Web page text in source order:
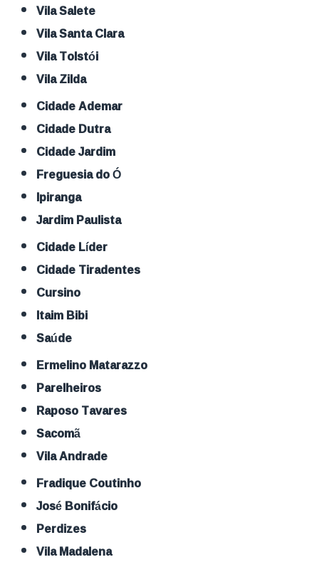
Vila Salete
Vila Santa Clara
Vila Tolstói
Vila Zilda
Cidade Ademar
Cidade Dutra
Cidade Jardim
Freguesia do Ó
Ipiranga
Jardim Paulista
Cidade Líder
Cidade Tiradentes
Cursino
Itaim Bibi
Saúde
Ermelino Matarazzo
Parelheiros
Raposo Tavares
Sacomã
Vila Andrade
Fradique Coutinho
José Bonifácio
Perdizes
Vila Madalena